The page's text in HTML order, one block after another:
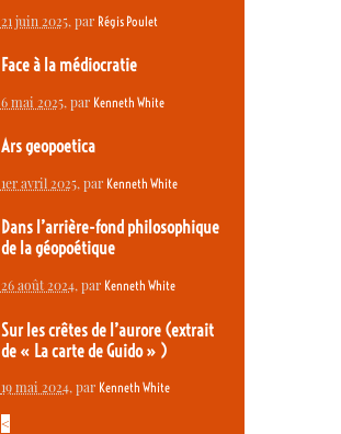
21 juin 2025, par Régis Poulet
Face à la médiocratie
6 mai 2025, par Kenneth White
Ars geopoetica
1er avril 2025, par Kenneth White
Dans l’arrière-fond philosophique
de la géopoétique
26 août 2024, par Kenneth White
Sur les crêtes de l’aurore (extrait
de « La carte de Guido » )
19 mai 2024, par Kenneth White
<